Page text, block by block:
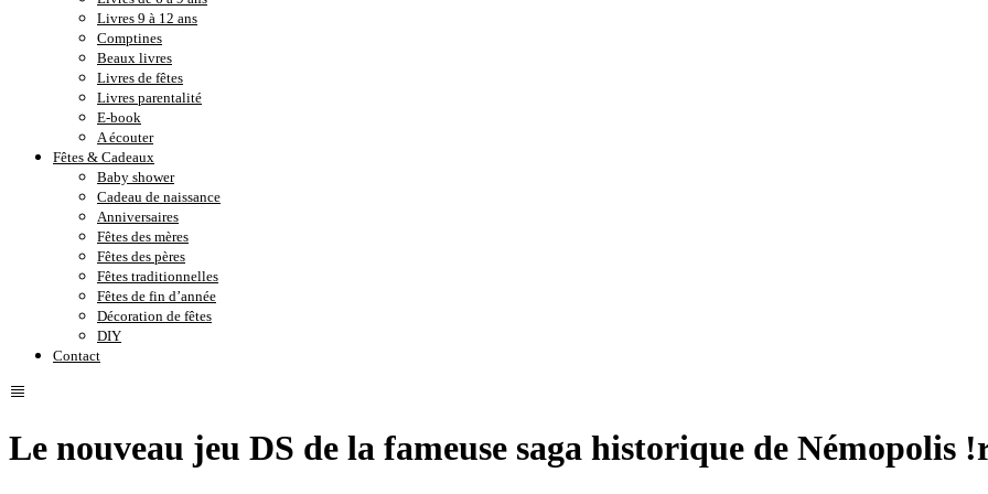
Livres 9 à 12 ans
Comptines
Beaux livres
Livres de fêtes
Livres parentalité
E-book
A écouter
Fêtes & Cadeaux
Baby shower
Cadeau de naissance
Anniversaires
Fêtes des mères
Fêtes des pères
Fêtes traditionnelles
Fêtes de fin d’année
Décoration de fêtes
DIY
Contact
Le nouveau jeu DS de la fameuse saga historique de Némopolis